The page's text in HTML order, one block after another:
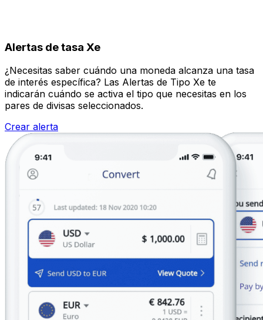
Alertas de tasa Xe
¿Necesitas saber cuándo una moneda alcanza una tasa
de interés específica? Las Alertas de Tipo Xe te
indicarán cuándo se activa el tipo que necesitas en los
pares de divisas seleccionados.
Crear alerta